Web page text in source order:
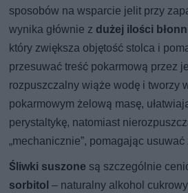
sposobów na wsparcie jelit przy
wynika głównie z dużej ilości
który zwiększa objętość stolca i
przesuwać treść pokarmową przez
rozpuszczalny wiąże wodę i tworzy
pokarmowym żelową masę,
perystaltykę, natomiast
„mechanicznie”, pomagając
Śliwki suszone są szczególnie
sorbitol – naturalny alkohol